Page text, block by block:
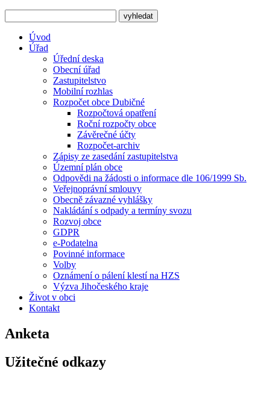
Úvod
Úřad
Úřední deska
Obecní úřad
Zastupitelstvo
Mobilní rozhlas
Rozpočet obce Dubičné
Rozpočtová opatření
Roční rozpočty obce
Závěrečné účty
Rozpočet-archiv
Zápisy ze zasedání zastupitelstva
Územní plán obce
Odpovědi na žádosti o informace dle 106/1999 Sb.
Veřejnoprávní smlouvy
Obecně závazné vyhlášky
Nakládání s odpady a termíny svozu
Rozvoj obce
GDPR
e-Podatelna
Povinné informace
Volby
Oznámení o pálení klestí na HZS
Výzva Jihočeského kraje
Život v obci
Kontakt
Anketa
Užitečné odkazy